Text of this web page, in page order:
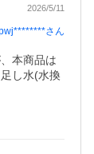
2026/5/11
さん
本商品は
し水(水換